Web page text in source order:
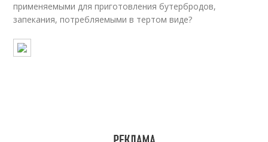
применяемыми для приготовления бутербродов,
запекания, потребляемыми в тертом виде?